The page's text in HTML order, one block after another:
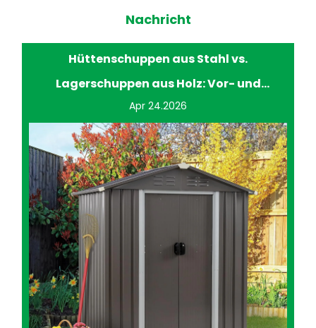
Nachricht
Hüttenschuppen aus Stahl vs.
Lagerschuppen aus Holz: Vor- und
Nachteile
Apr 24.2026